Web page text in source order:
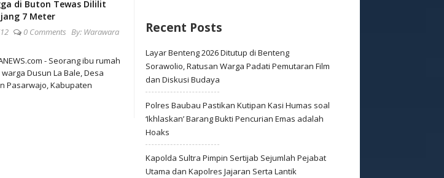
di Buton Tewas Dililit
7 Meter
0 Comments By: Warawara
- Seorang ibu rumah
warga Dusun La Bale, Desa
Pasarwajo, Kabupaten
Recent Posts
Layar Benteng 2026 Ditutup di Benteng
Sorawolio, Ratusan Warga Padati Pemutaran Film
dan Diskusi Budaya
Polres Baubau Pastikan Kutipan Kasi Humas soal
‘Ikhlaskan’ Barang Bukti Pencurian Emas adalah
Hoaks
Kapolda Sultra Pimpin Sertijab Sejumlah Pejabat
Utama dan Kapolres Jajaran Serta Lantik